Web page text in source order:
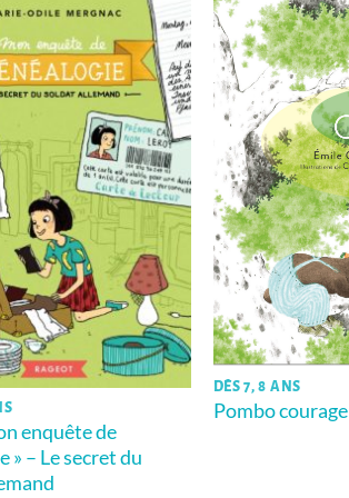
enquête de
» – Le secret du
DÈS 7, 8 ANS
Pombo courage